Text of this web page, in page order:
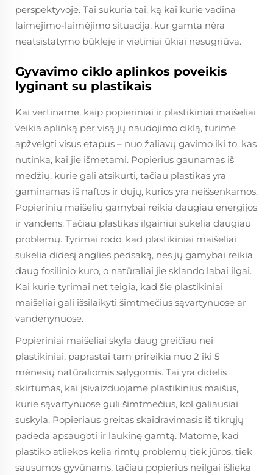
perspektyvoje. Tai sukuria tai, ką kai kurie vadina
laimėjimo-laimėjimo situacija, kur gamta nėra
neatsistatymo būklėje ir vietiniai ūkiai nesugriūva.
Gyvavimo ciklo aplinkos poveikis
lyginant su plastikais
Kai vertiname, kaip popieriniai ir plastikiniai maišeliai
veikia aplinką per visą jų naudojimo ciklą, turime
apžvelgti visus etapus – nuo žaliavų gavimo iki to, kas
nutinka, kai jie išmetami. Popierius gaunamas iš
medžių, kurie gali atsikurti, tačiau plastikas yra
gaminamas iš naftos ir dujų, kurios yra neišsenkamos.
Popierinių maišelių gamybai reikia daugiau energijos
ir vandens. Tačiau plastikas ilgainiui sukelia daugiau
problemų. Tyrimai rodo, kad plastikiniai maišeliai
sukelia didesį anglies pėdsaką, nes jų gamybai reikia
daug fosilinio kuro, o natūraliai jie sklando labai ilgai.
Kai kurie tyrimai net teigia, kad šie plastikiniai
maišeliai gali išsilaikyti šimtmečius sąvartynuose ar
vandenynuose.
Popieriniai maišeliai skyla daug greičiau nei
plastikiniai, paprastai tam prireikia nuo 2 iki 5
mėnesių natūraliomis sąlygomis. Tai yra didelis
skirtumas, kai įsivaizduojame plastikinius maišus,
kurie sąvartynuose guli šimtmečius, kol galiausiai
suskyla. Popieriaus greitas skaidravimasis iš tikrųjų
padeda apsaugoti ir laukinę gamtą. Matome, kad
plastiko atliekos kelia rimtų problemų tiek jūros, tiek
sausumos gyvūnams, tačiau popierius neilgai išlieka